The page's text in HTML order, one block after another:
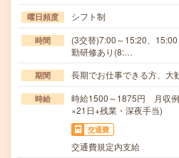
曜日頻度 シフト制
時間
(3交替)7:00～15:20、
勤研修あり(8:…
期間 長期でお仕事できる方、大
時給
時給1500～1875円 月収
×21日+残業・深夜手当)
交通費
交通費規定内支給